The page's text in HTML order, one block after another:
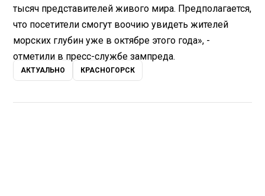
тысяч представителей живого мира. Предполагается,
что посетители смогут воочию увидеть жителей
морских глубин уже в октябре этого года», -
отметили в пресс-службе зампреда.
АКТУАЛЬНО КРАСНОГОРСК